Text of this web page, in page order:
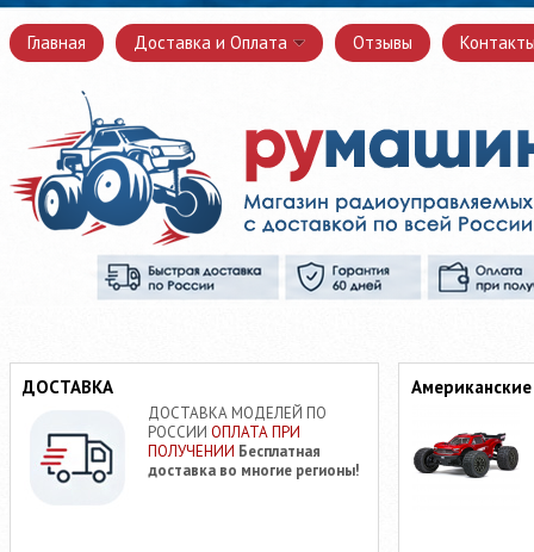
Главная Доставка и Оплата Отзывы
ДОСТАВКА
ДОСТАВКА МОДЕЛЕЙ ПО
РОССИИ ОПЛАТА ПРИ
ПОЛУЧЕНИИ Бесплатная
доставка во многие регионы!